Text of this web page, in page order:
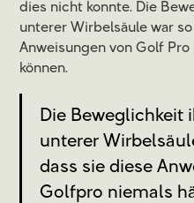
dies nicht konnte. Die
unterer Wirbelsäule war
Anweisungen von Golf
können.
Die Beweglichkeit
unterer
dass sie diese
Golfpro niemals